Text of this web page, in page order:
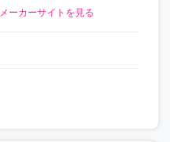
メーカーサイトを見る